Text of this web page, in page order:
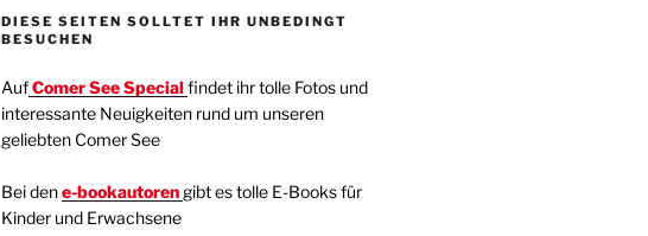
DIESE SEITEN SOLLTET IHR UNBEDINGT
BESUCHEN
AufComer See Specialfindet ihr tolle Fotos und
interessante Neuigkeiten rund um unseren
geliebten Comer See
Bei den e-bookautoren gibt es tolle E-Books für
Kinder und Erwachsene